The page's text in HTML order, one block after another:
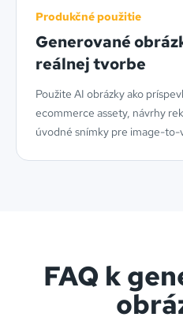
Produkčné použitie
Generované
reálnej tvorbe
Použite AI obrázky ako
ecommerce assety, návrhy
úvodné snímky pre image-to-
FAQ k